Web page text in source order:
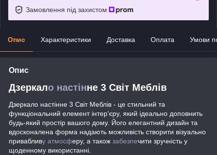
Замовлення під захистом
Опис Характеристики Доставка Оплата Умови
Опис
Дзеркало настінне 3 Світ Меблів
Дзеркало настінне 3 Світ Меблів - це стильний та
функціональний елемент інтер'єру, який ідеально доповнить
будь-який простір вашого дому. Його елегантний дизайн та
вдосконалена форма надають можливість створити візуально
привабливу атмосферу, а також забезпечити зручність у
щоденному використанні.